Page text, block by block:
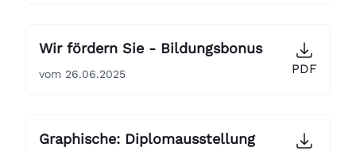
Wir fördern Sie - Bildungsbonus
vom 26.06.2025 PDF
Graphische: Diplomausstellung